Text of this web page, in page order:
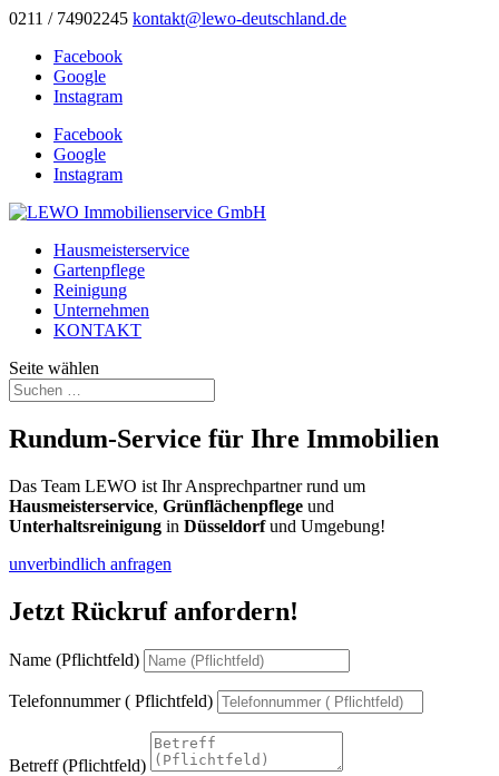
0211 / 74902245 kontakt@lewo-deutschland.de
Facebook
Google
Instagram
Facebook
Google
Instagram
Hausmeisterservice
Gartenpflege
Reinigung
Unternehmen
KONTAKT
Seite wählen
Rundum-Service für Ihre Immobilien
Das Team LEWO ist Ihr Ansprechpartner rund um
Hausmeisterservice, Grünflächenpflege und
Unterhaltsreinigung in Düsseldorfund Umgebung!
unverbindlich anfragen
Jetzt Rückruf anfordern!
Name (Pflichtfeld)
Telefonnummer ( Pflichtfeld)
Betreff (Pflichtfeld)